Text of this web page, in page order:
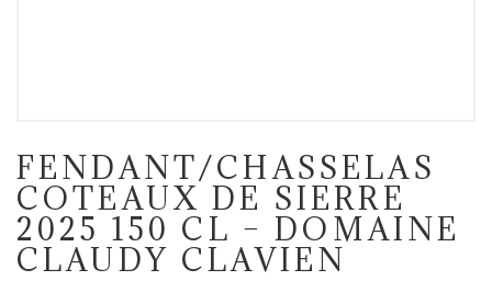
FENDANT/CHASSELAS
COTEAUX DE SIERRE
2025 150 CL – DOMAINE
CLAUDY CLAVIEN